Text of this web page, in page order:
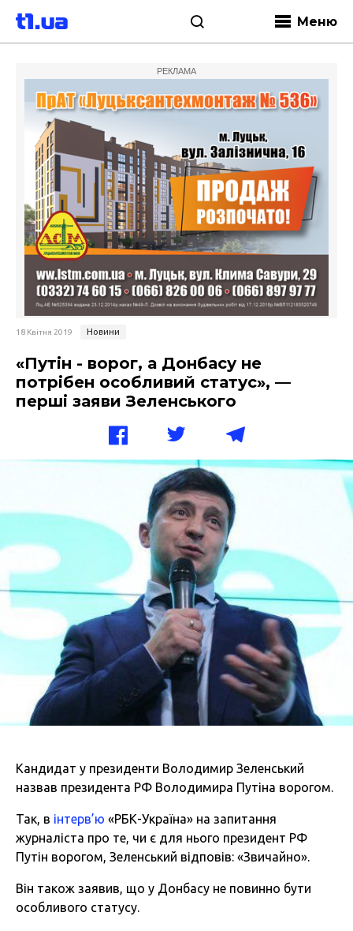
Меню
РЕКЛАМА
18 Квітня 2019 Новини
«Путін - ворог, а Донбасу не
потрібен особливий статус», —
перші заяви Зеленського
Кандидат у президенти Володимир Зеленський
назвав президента РФ Володимира Путіна ворогом.
Так, в інтерв’ю «РБК-Україна» на запитання
журналіста про те, чи є для нього президент РФ
Путін ворогом, Зеленський відповів: «Звичайно».
Він також заявив, що у Донбасу не повинно бути
особливого статусу.